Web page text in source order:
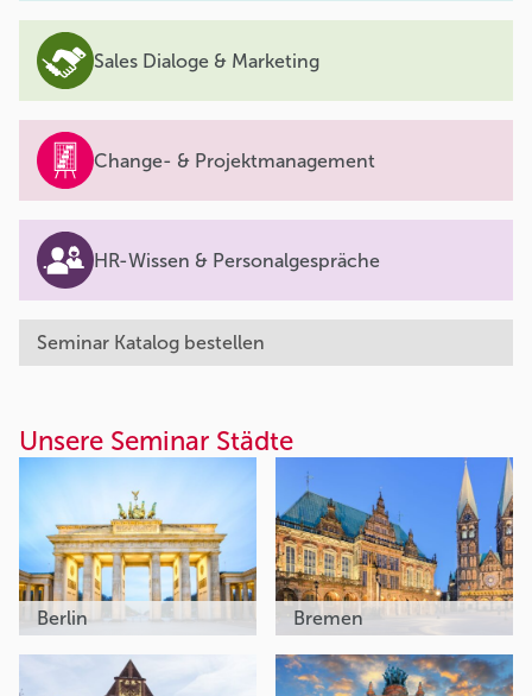
Sales Dialoge & Marketing
Change- & Projektmanagement
HR-Wissen & Personalgespräche
Seminar Katalog bestellen
Unsere Seminar Städte
Berlin Bremen